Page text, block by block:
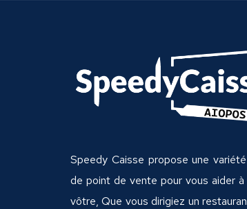
Speedy Caisse propose une variété
de point de vente pour vous aider à
vôtre, Que vous dirigiez un